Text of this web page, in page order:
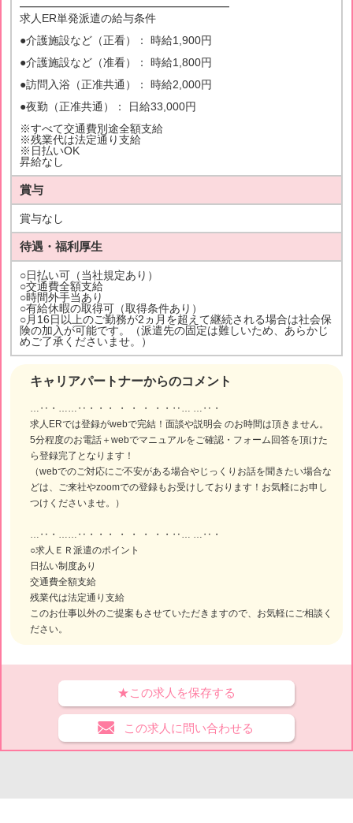
キャリアパートナーからのコメント
…‥・……‥・・・ ・ ・ ・ ・・‥… …‥・
求人ERでは登録がwebで完結！面談や説明会 のお時間は頂きません。
5分程度のお電話＋webでマニュアルをご確認・フォーム回答を頂けた
ら登録完了となります！
（webでのご対応にご不安がある場合やじっくりお話を聞きたい場合な
どは、ご来社やzoomでの登録もお受けしております！お気軽にお申し
つけくださいませ。）
…‥・……‥・・・ ・ ・ ・ ・・‥… …‥・
○求人ＥＲ派遣のポイント
日払い制度あり
交通費全額支給
残業代は法定通り支給
このお仕事以外のご提案もさせていただきますので、お気軽にご相談く
ださい。
━━━━━━━━━━━━━━━━━━━
求人ER単発派遣の給与条件
●介護施設など（正看）： 時給1,900円
●介護施設など（准看）： 時給1,800円
●訪問入浴（正准共通）： 時給2,000円
●夜勤（正准共通）： 日給33,000円
※すべて交通費別途全額支給
※残業代は法定通り支給
※日払いOK
昇給なし
賞与
賞与なし
待遇・福利厚生
○日払い可（当社規定あり）
○交通費全額支給
○時間外手当あり
○有給休暇の取得可（取得条件あり）
○月16日以上のご勤務が2ヵ月を超えて継続される場合は社会保
険の加入が可能です。（派遣先の固定は難しいため、あらかじ
めご了承くださいませ。）
★この求人を保存する
この求人に問い合わせる